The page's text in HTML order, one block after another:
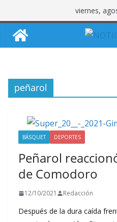
al
contenido
viernes,
peñarol
BÁSQUET DEPORTES
Peñarol
de Comodoro
12/10/2021 Redacción
Después de la dura caída